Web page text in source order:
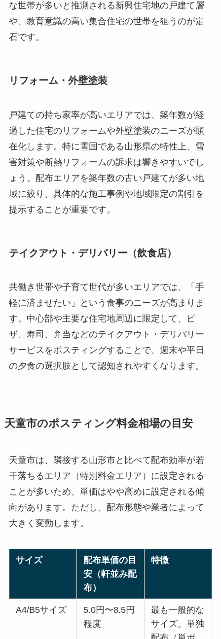
な世帯が多いと推測される新興住宅地の戸建て層
や、教育意識の高い集合住宅の世帯を狙うのが定
石です。
リフォーム・外壁塗装
戸建ての持ち家率が高いエリアでは、築年数が経
過した住宅のリフォームや外壁塗装のニーズが顕
在化します。特に雪国である山形県の特性上、雪
害対策や断熱リフォームの訴求は響きやすいでし
ょう。配布エリアを築年数の古い戸建てが多い地
域に絞り、具体的な施工事例や地域限定の割引を
提示することが重要です。
テイクアウト・デリバリー（飲食店）
共働き世帯や子育て世代が多いエリアでは、「手
軽に済ませたい」という食事のニーズが高まりま
す。中心部や主要な住宅地周辺に限定して、ピ
ザ、寿司、弁当などのテイクアウト・デリバリー
サービスをポスティングすることで、週末や平日
の夕食の選択肢として認知されやすくなります。
天童市のポスティング料金相場の目安
天童市は、隣接する山形市と比べて配布効率が若
干落ちるエリア（特別料金エリア）に設定される
ことが多いため、単価はやや高めに設定される傾
向があります。ただし、配布形態や業者によって
大きく変動します。
サイズ
配布単価の目
安（軒並み配
布）
特徴
A4/B5サイズ
5.0円〜8.5円
程度
最も一般的な
サイズ。単独